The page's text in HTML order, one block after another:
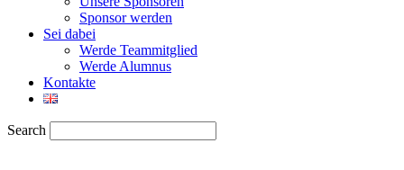
Sponsor werden
Sei dabei
Werde Teammitglied
Werde Alumnus
Kontakte
Search